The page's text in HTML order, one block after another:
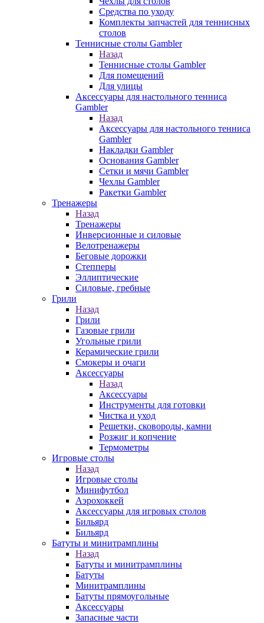
Средства по уходу
Комплекты запчастей для теннисных
столов
Теннисные столы Gambler
Назад
Теннисные столы Gambler
Для помещений
Для улицы
Аксессуары для настольного тенниса
Gambler
Назад
Аксессуары для настольного тенниса
Gambler
Накладки Gambler
Основания Gambler
Сетки и мячи Gambler
Чехлы Gambler
Ракетки Gambler
Тренажеры
Назад
Тренажеры
Инверсионные и силовые
Велотренажеры
Беговые дорожки
Степперы
Эллиптические
Силовые, гребные
Грили
Назад
Грили
Газовые грили
Угольные грили
Керамические грили
Смокеры и очаги
Аксессуары
Назад
Аксессуары
Инструменты для готовки
Чистка и уход
Решетки, сковороды, камни
Розжиг и копчение
Термометры
Игровые столы
Назад
Игровые столы
Минифутбол
Аэрохоккей
Аксессуары для игровых столов
Бильяpд
Бильяpд
Батуты и минитрамплины
Назад
Батуты и минитрамплины
Батуты
Минитрамплины
Батуты прямоугольные
Аксессуары
Запасные части